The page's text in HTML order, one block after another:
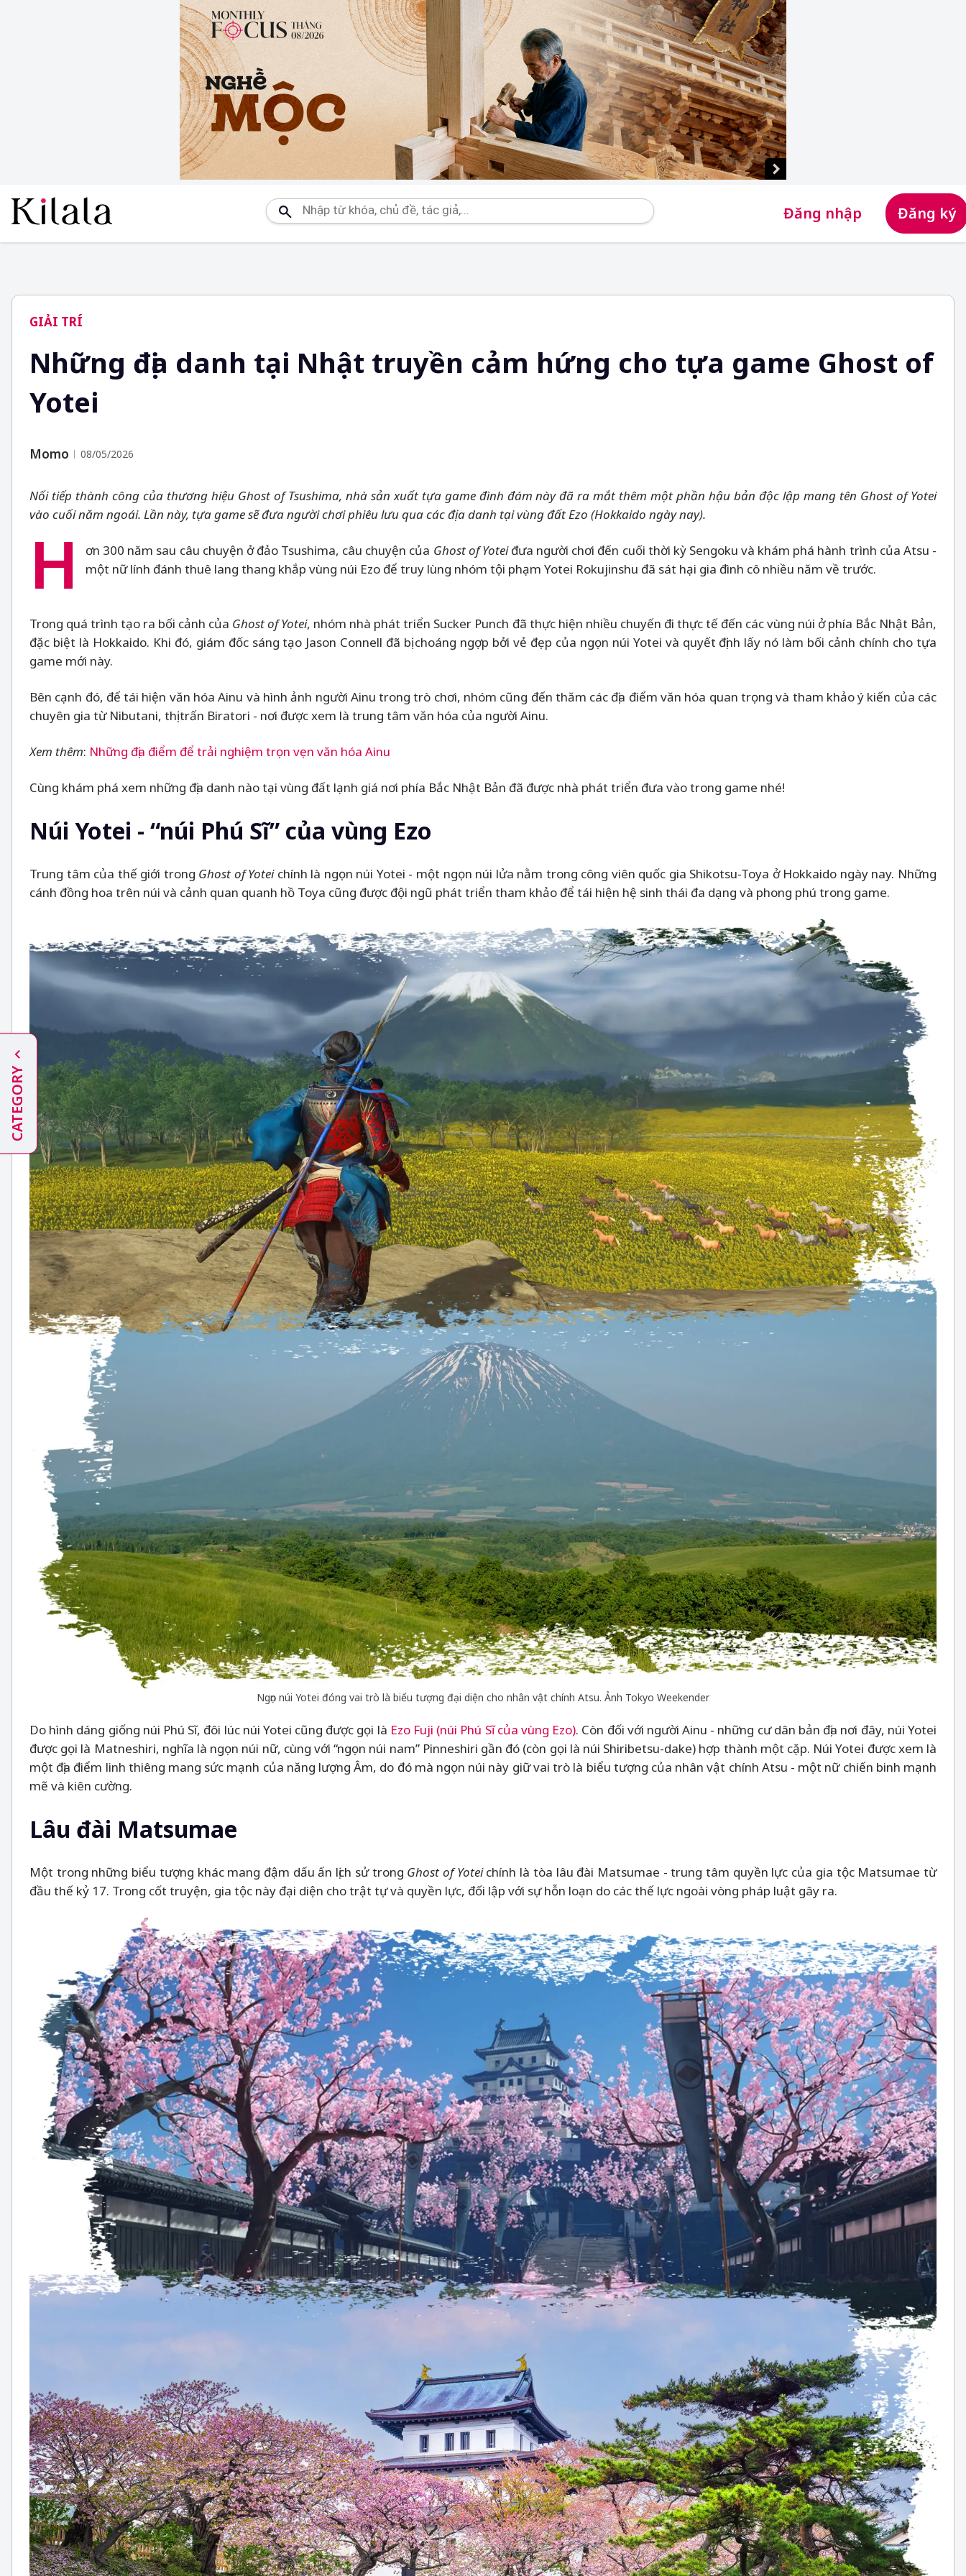
Đăng nhập Đăng ký
GIẢI TRÍ
Những địa danh tại Nhật truyền cảm hứng cho tựa game Ghost of
Yotei
Momo 08/05/2026
Nối tiếp thành công của thương hiệu Ghost of Tsushima, nhà sản xuất tựa game đình đám này đã ra mắt thêm một phần hậu bản độc lập mang tên Ghost of Yotei
vào cuối năm ngoái. Lần này, tựa game sẽ đưa người chơi phiêu lưu qua các địa danh tại vùng đất Ezo (Hokkaido ngày nay).
H ơn 300 năm sau câu chuyện ở đảo Tsushima, câu chuyện của Ghost of Yoteiđưa người chơi đến cuối thời kỳ Sengoku và khám phá hành trình của Atsu -
một nữ lính đánh thuê lang thang khắp vùng núi Ezo để truy lùng nhóm tội phạm Yotei Rokujinshu đã sát hại gia đình cô nhiều năm về trước.
Trong quá trình tạo ra bối cảnh của Ghost of Yotei, nhóm nhà phát triển Sucker Punch đã thực hiện nhiều chuyến đi thực tế đến các vùng núi ở phía Bắc Nhật Bản,
đặc biệt là Hokkaido. Khi đó, giám đốc sáng tạo Jason Connell đã bị choáng ngợp bởi vẻ đẹp của ngọn núi Yotei và quyết định lấy nó làm bối cảnh chính cho tựa
game mới này.
Bên cạnh đó, để tái hiện văn hóa Ainu và hình ảnh người Ainu trong trò chơi, nhóm cũng đến thăm các địa điểm văn hóa quan trọng và tham khảo ý kiến của các
chuyên gia từ Nibutani, thị trấn Biratori - nơi được xem là trung tâm văn hóa của người Ainu.
Xem thêm: Những địa điểm để trải nghiệm trọn vẹn văn hóa Ainu
Cùng khám phá xem những địa danh nào tại vùng đất lạnh giá nơi phía Bắc Nhật Bản đã được nhà phát triển đưa vào trong game nhé!
Núi Yotei - “núi Phú Sĩ” của vùng Ezo
Trung tâm của thế giới trong Ghost of Yoteichính là ngọn núi Yotei - một ngọn núi lửa nằm trong công viên quốc gia Shikotsu-Toya ở Hokkaido ngày nay. Những
cánh đồng hoa trên núi và cảnh quan quanh hồ Toya cũng được đội ngũ phát triển tham khảo để tái hiện hệ sinh thái đa dạng và phong phú trong game.
Ngọn núi Yotei đóng vai trò là biểu tượng đại diện cho nhân vật chính Atsu. Ảnh Tokyo Weekender
Do hình dáng giống núi Phú Sĩ, đôi lúc núi Yotei cũng được gọi là Ezo Fuji (núi Phú Sĩ của vùng Ezo). Còn đối với người Ainu - những cư dân bản địa nơi đây, núi Yotei
được gọi là Matneshiri, nghĩa là ngọn núi nữ, cùng với “ngọn núi nam” Pinneshiri gần đó (còn gọi là núi Shiribetsu-dake) hợp thành một cặp. Núi Yotei được xem là
một địa điểm linh thiêng mang sức mạnh của năng lượng Âm, do đó mà ngọn núi này giữ vai trò là biểu tượng của nhân vật chính Atsu - một nữ chiến binh mạnh
mẽ và kiên cường.
Lâu đài Matsumae
Một trong những biểu tượng khác mang đậm dấu ấn lịch sử trong Ghost of Yoteichính là tòa lâu đài Matsumae - trung tâm quyền lực của gia tộc Matsumae từ
đầu thế kỷ 17. Trong cốt truyện, gia tộc này đại diện cho trật tự và quyền lực, đối lập với sự hỗn loạn do các thế lực ngoài vòng pháp luật gây ra.
CATEGORY